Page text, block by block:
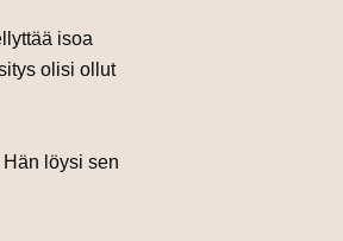
isoa
olisi ollut
löysi sen